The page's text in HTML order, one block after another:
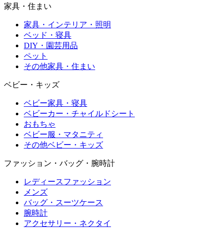
家具・住まい
家具・インテリア・照明
ベッド・寝具
DIY・園芸用品
ペット
その他家具・住まい
ベビー・キッズ
ベビー家具・寝具
ベビーカー・チャイルドシート
おもちゃ
ベビー服・マタニティ
その他ベビー・キッズ
ファッション・バッグ・腕時計
レディースファッション
メンズ
バッグ・スーツケース
腕時計
アクセサリー・ネクタイ